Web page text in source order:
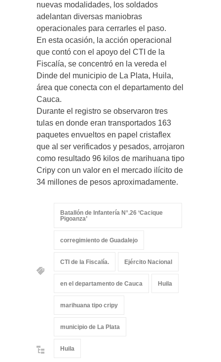
nuevas modalidades, los soldados
adelantan diversas maniobras
operacionales para cerrarles el paso.
En esta ocasión, la acción operacional
que contó con el apoyo del CTI de la
Fiscalía, se concentró en la vereda el
Dinde del municipio de La Plata, Huila,
área que conecta con el departamento del
Cauca.
Durante el registro se observaron tres
tulas en donde eran transportados 163
paquetes envueltos en papel cristaflex
que al ser verificados y pesados, arrojaron
como resultado 96 kilos de marihuana tipo
Cripy con un valor en el mercado ilícito de
34 millones de pesos aproximadamente.
Batallón de Infantería N°.26 ‘Cacique
Pigoanza’
corregimiento de Guadalejo
CTI de la Fiscalía. Ejército Nacional
en el departamento de Cauca Huila
marihuana tipo cripy
municipio de La Plata
Huila